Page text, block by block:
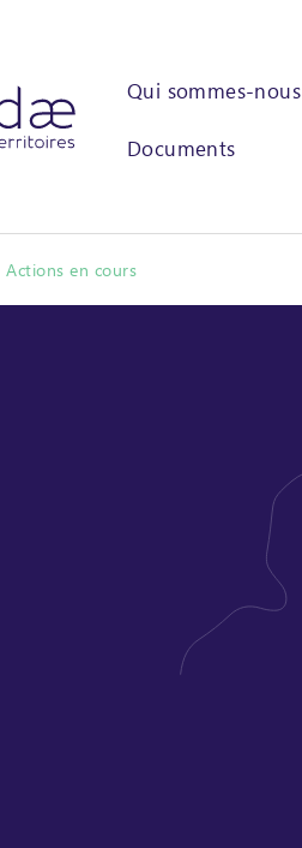
Qui sommes-nous
Documents
Actions en cours